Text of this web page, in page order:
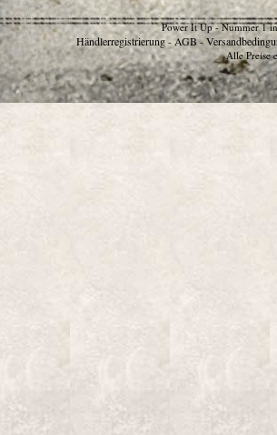
Power It Up - Nummer 1
Händlerregistrierung - AGB -
Alle Preise